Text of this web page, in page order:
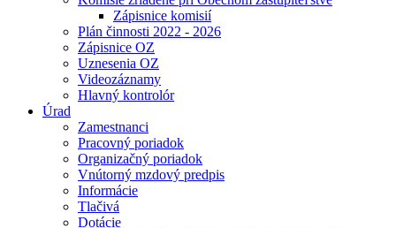
Zápisnice komisií
Plán činnosti 2022 - 2026
Zápisnice OZ
Uznesenia OZ
Videozáznamy
Hlavný kontrolór
Úrad
Zamestnanci
Pracovný poriadok
Organizačný poriadok
Vnútorný mzdový predpis
Informácie
Tlačivá
Dotácie